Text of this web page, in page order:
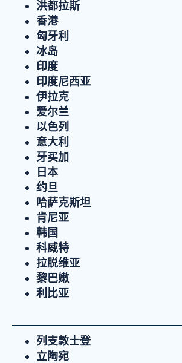
洪都拉斯
香港
匈牙利
冰岛
印度
印度尼西亚
伊拉克
爱尔兰
以色列
意大利
牙买加
日本
约旦
哈萨克斯坦
肯尼亚
韩国
科威特
拉脱维亚
黎巴嫩
利比亚
列支敦士登
立陶宛